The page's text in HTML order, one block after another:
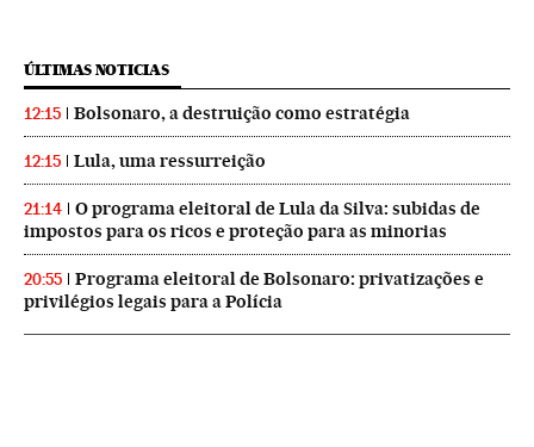
ÚLTIMAS NOTICIAS
12:15 Bolsonaro, a destruição como estratégia
12:15 Lula, uma ressurreição
21:14
O programa eleitoral de Lula da Silva: subidas de
impostos para os ricos e proteção para as minorias
20:55
Programa eleitoral de Bolsonaro: privatizações e
privilégios legais para a Polícia